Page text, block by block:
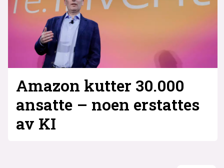
Amazon kutter 30.000
ansatte – noen erstattes
av KI